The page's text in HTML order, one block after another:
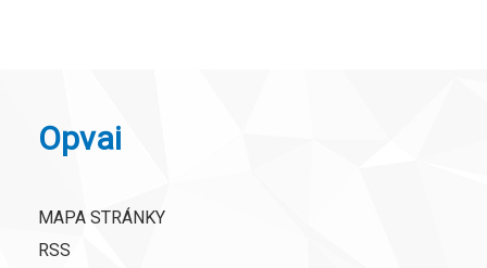
Opvai
MAPA STRÁNKY
RSS